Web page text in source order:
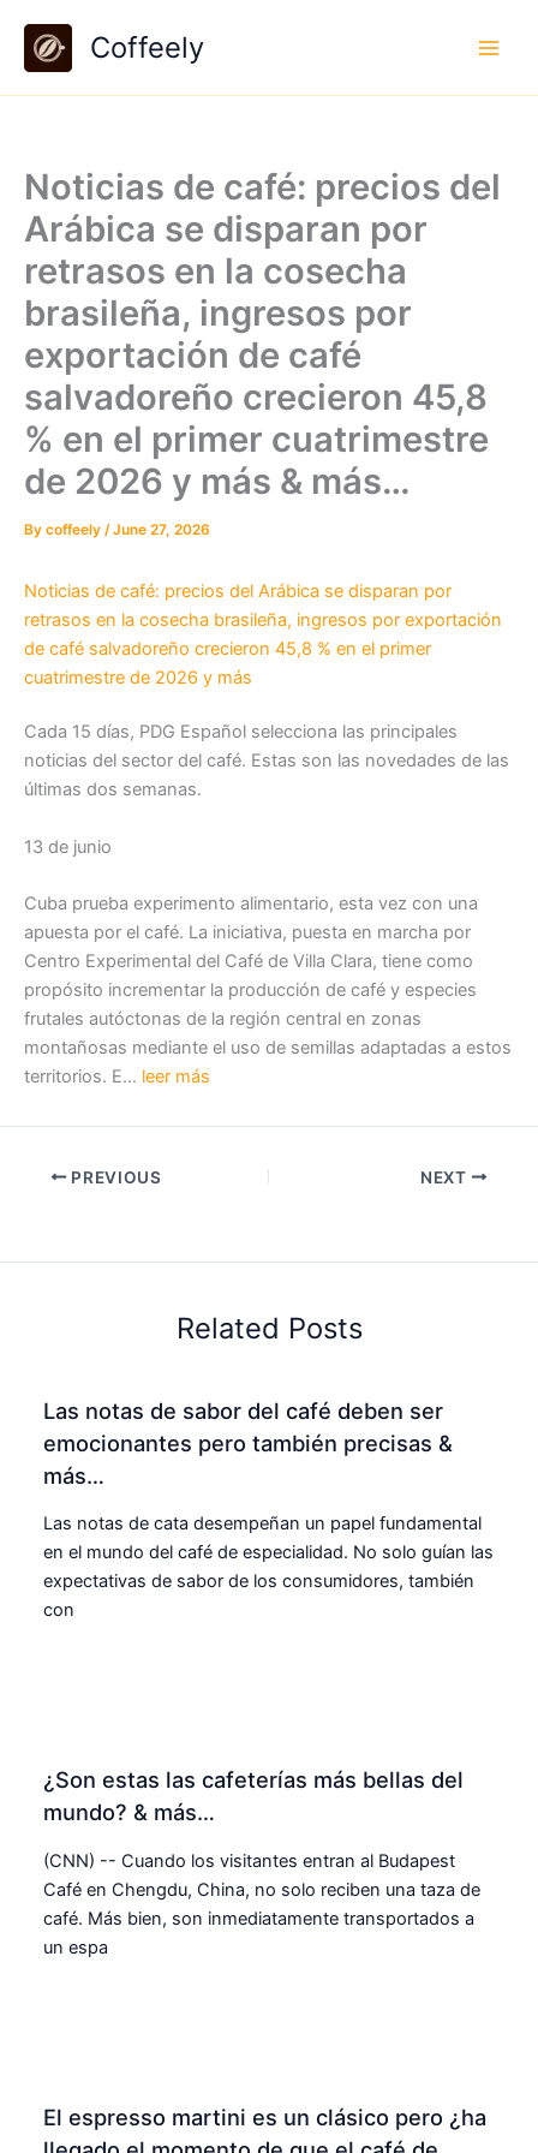
content
Coffeely
Noticias de café: precios del
Arábica se disparan por
retrasos en la cosecha
brasileña, ingresos por
exportación de café
salvadoreño crecieron 45,8
% en el primer cuatrimestre
de 2026 y más & más…
By coffeely /June 27, 2026
Noticias de café: precios del Arábica se disparan por
retrasos en la cosecha brasileña, ingresos por exportación
de café salvadoreño crecieron 45,8 % en el primer
cuatrimestre de 2026 y más
Cada 15 días, PDG Español selecciona las principales
noticias del sector del café. Estas son las novedades de las
últimas dos semanas.
13 de junio
Cuba prueba experimento alimentario, esta vez con una
apuesta por el café. La iniciativa, puesta en marcha por
Centro Experimental del Café de Villa Clara, tiene como
propósito incrementar la producción de café y especies
frutales autóctonas de la región central en zonas
montañosas mediante el uso de semillas adaptadas a estos
territorios. E… leer más
PREVIOUS NEXT
Related Posts
Las notas de sabor del café deben ser
emocionantes pero también precisas &
más…
Las notas de cata desempeñan un papel fundamental
en el mundo del café de especialidad. No solo guían las
expectativas de sabor de los consumidores, también
con
¿Son estas las cafeterías más bellas del
mundo? & más…
(CNN) -- Cuando los visitantes entran al Budapest
Café en Chengdu, China, no solo reciben una taza de
café. Más bien, son inmediatamente transportados a
un espa
El espresso martini es un clásico pero ¿ha